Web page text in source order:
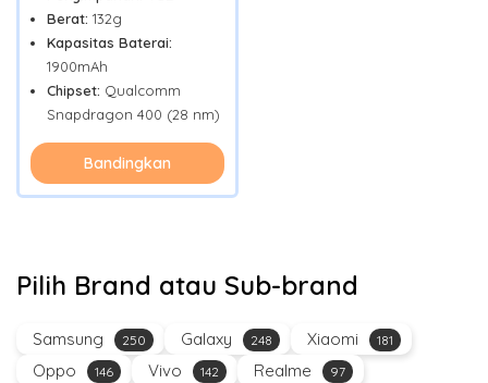
Berat: 132g
Kapasitas Baterai:
1900mAh
Chipset: Qualcomm
Snapdragon 400 (28 nm)
Bandingkan
Pilih Brand atau Sub-brand
Samsung 250 Galaxy 248 Xiaomi 181
Oppo 146 Vivo 142 Realme 97